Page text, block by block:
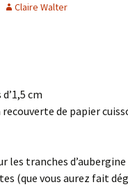
Claire Walter
cm
de papier
les tranches
(que vous aurez fait